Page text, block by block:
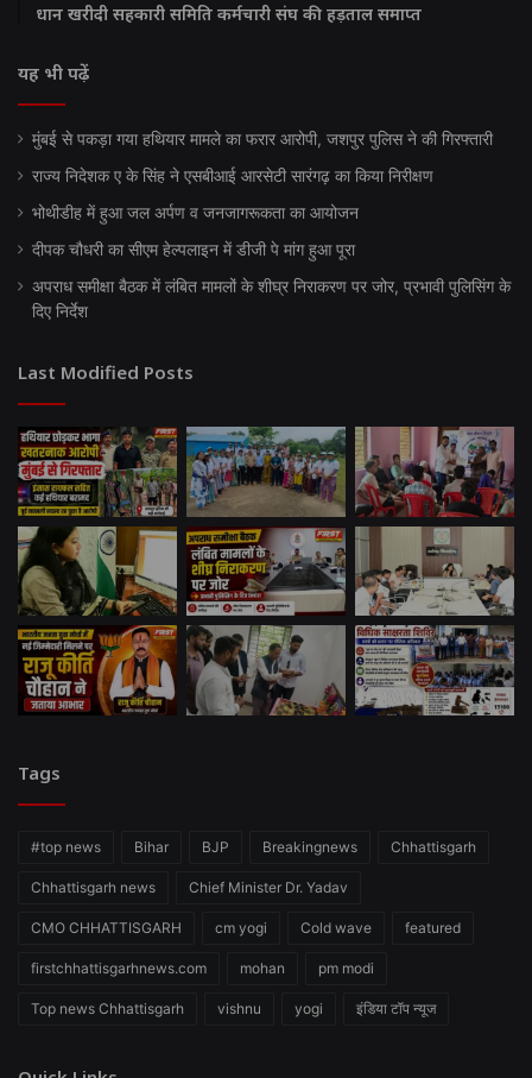
धान खरीदी सहकारी समिति कर्मचारी संघ की हड़ताल समाप्त
यह भी पढ़ें
मुंबई से पकड़ा गया हथियार मामले का फरार आरोपी, जशपुर पुलिस ने की गिरफ्तारी
राज्य निदेशक ए के सिंह ने एसबीआई आरसेटी सारंगढ़ का किया निरीक्षण
भोथीडीह में हुआ जल अर्पण व जनजागरूकता का आयोजन
दीपक चौधरी का सीएम हेल्पलाइन में डीजी पे मांग हुआ पूरा
अपराध समीक्षा बैठक में लंबित मामलों के शीघ्र निराकरण पर जोर, प्रभावी पुलिसिंग के
दिए निर्देश
Last Modified Posts
Tags
#top news Bihar BJP Breakingnews Chhattisgarh
Chhattisgarh news Chief Minister Dr. Yadav
CMO CHHATTISGARH cm yogi Cold wave featured
firstchhattisgarhnews.com mohan pm modi
Top news Chhattisgarh vishnu yogi इंडिया टॉप न्यूज